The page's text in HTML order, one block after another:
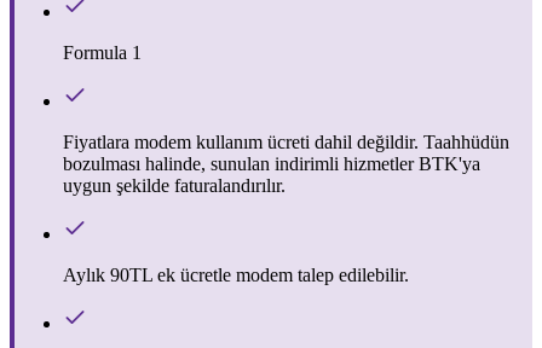
Formula 1
Fiyatlara modem kullanım ücreti dahil değildir. Taahhüdün
bozulması halinde, sunulan indirimli hizmetler BTK'ya
uygun şekilde faturalandırılır.
Aylık 90TL ek ücretle modem talep edilebilir.